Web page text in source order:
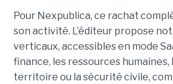
Pour Nexpublica, ce rachat
son activité. L’éditeur propose
verticaux, accessibles en mode
finance, les ressources humaines,
territoire ou la sécurité civile,